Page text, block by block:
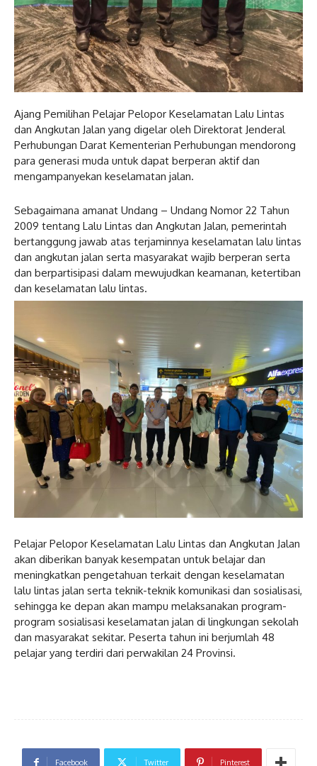
Ajang Pemilihan Pelajar Pelopor Keselamatan Lalu Lintas
dan Angkutan Jalan yang digelar oleh Direktorat Jenderal
Perhubungan Darat Kementerian Perhubungan mendorong
para generasi muda untuk dapat berperan aktif dan
mengampanyekan keselamatan jalan.
Sebagaimana amanat Undang – Undang Nomor 22 Tahun
2009 tentang Lalu Lintas dan Angkutan Jalan, pemerintah
bertanggung jawab atas terjaminnya keselamatan lalu lintas
dan angkutan jalan serta masyarakat wajib berperan serta
dan berpartisipasi dalam mewujudkan keamanan, ketertiban
dan keselamatan lalu lintas.
Pelajar Pelopor Keselamatan Lalu Lintas dan Angkutan Jalan
akan diberikan banyak kesempatan untuk belajar dan
meningkatkan pengetahuan terkait dengan keselamatan
lalu lintas jalan serta teknik-teknik komunikasi dan sosialisasi,
sehingga ke depan akan mampu melaksanakan program-
program sosialisasi keselamatan jalan di lingkungan sekolah
dan masyarakat sekitar. Peserta tahun ini berjumlah 48
pelajar yang terdiri dari perwakilan 24 Provinsi.
Facebook Twitter Pinterest